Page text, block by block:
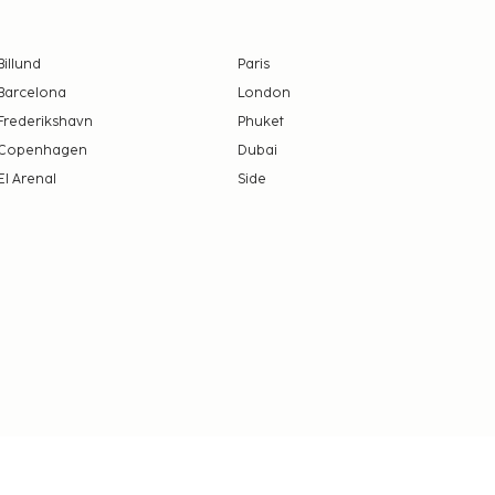
Billund
Paris
Barcelona
London
Frederikshavn
Phuket
Dubai
El Arenal Side